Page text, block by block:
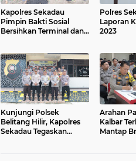
Kapolres Sekadau
Pimpin Bakti Sosial
Bersihkan Terminal dan
Polres
Laporan
2023
Kunjungi Polsek
Belitang Hilir, Kapolres
Sekadau Tegaskan
Arahan
Kalbar
Mantap